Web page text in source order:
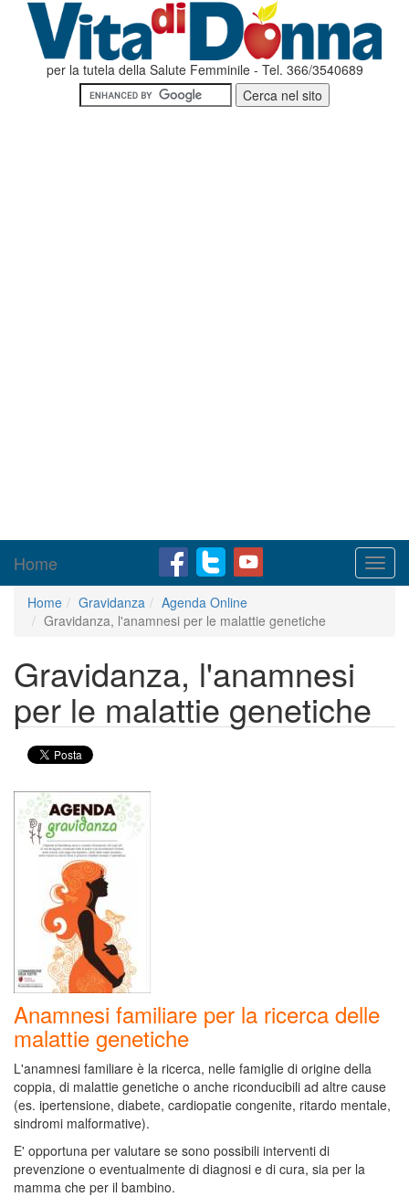
per la tutela della Salute Femminile - Tel. 366/3540689
Home
Home Gravidanza
Agenda Online
Gravidanza, l'anamnesi per le malattie genetiche
Gravidanza, l'anamnesi
per le malattie genetiche
Anamnesi familiare per la ricerca delle
malattie genetiche
L'anamnesi familiare è la ricerca, nelle famiglie di origine della
coppia, di malattie genetiche o anche riconducibili ad altre cause
(es. ipertensione, diabete, cardiopatie congenite, ritardo mentale,
sindromi malformative).
E' opportuna per valutare se sono possibili interventi di
prevenzione o eventualmente di diagnosi e di cura, sia per la
mamma che per il bambino.